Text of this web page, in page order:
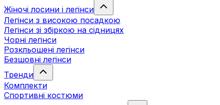
Жіночі лосини і легінси
Легінси з високою посадкою
Легінси зі збіркою на сідницях
Чорні легінси
Розкльошені легінси
Безшовні легінси
Тренди
Комплекти
Спортивні костюми